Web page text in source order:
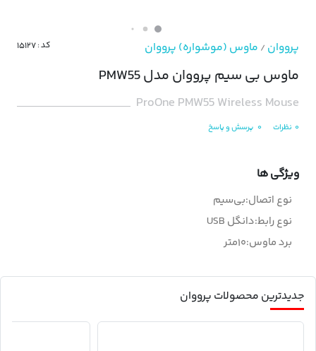
پرووان / ماوس (موشواره) پرووان کد : ۱۵۱۲۷
ماوس بی سیم پرووان مدل PMW55
ProOne PMW55 Wireless Mouse
۰ نظرات ۰ پرسش و پاسخ
ویژگی ها
نوع اتصال:بی‌سیم
نوع رابط:دانگل USB
برد ماوس:۱۰متر
جدیدترین محصولات پرووان